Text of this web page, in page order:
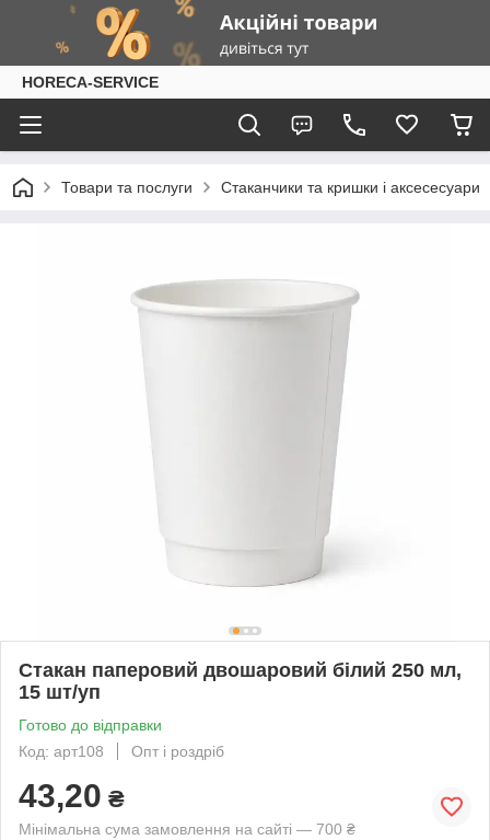
HORECA-SERVICE
Товари та послуги Стаканчики та кришки і аксесесуари
Стакан паперовий двошаровий білий 250 мл,
15 шт/уп
Готово до відправки
Код: арт108
Опт і роздріб
43,20 ₴
Мінімальна сума замовлення на сайті — 700 ₴